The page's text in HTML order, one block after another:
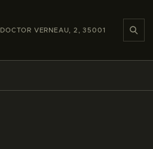
DOCTOR VERNEAU, 2, 35001